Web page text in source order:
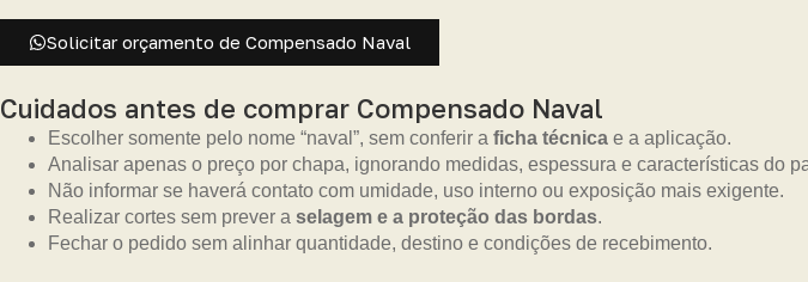
Solicitar orçamento de Compensado Naval
Cuidados antes de comprar Compensado Naval
Escolher somente pelo nome “naval”, sem conferir a ficha técnica e a aplicação.
Analisar apenas o preço por chapa, ignorando medidas, espessura e características do
Não informar se haverá contato com umidade, uso interno ou exposição mais exigente.
Realizar cortes sem prever a selagem e a proteção das bordas.
Fechar o pedido sem alinhar quantidade, destino e condições de recebimento.